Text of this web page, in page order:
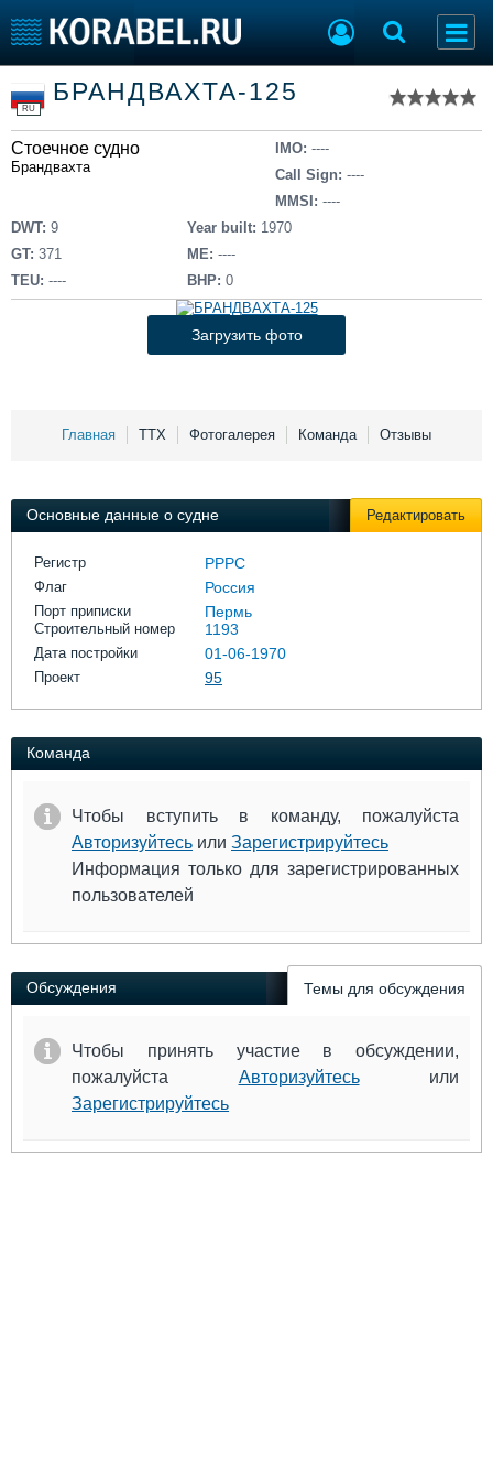
Тип судна
Добавить судно
Добавить проект
Последние 100
Пульс
Новости
Компании
Репутация
Торговая площадка
Доска объявлений
Продажа флота
Оборудование
Изделия
Материалы
Услуги
Выставки и семинары
Личности
Словарь
Галерея флота
Форум
RU
БРАНДВАХТА-125
Стоечное судно
Брандвахта
IMO: ----
Call Sign: ----
MMSI: ----
DWT: 9
GT: 371
TEU: ----
Year built: 1970
ME: ----
BHP: 0
Загрузить фото
Главная ТТХ Фотогалерея Команда Отзывы
Основные данные о судне Редактировать
Регистр РРРС
Флаг Россия
Порт приписки Пермь
Строительный номер 1193
Дата постройки 01-06-1970
Проект 95
Команда
Чтобы вступить в команду, пожалуйста
Авторизуйтесь или Зарегистрируйтесь
Информация только для зарегистрированных
пользователей
Обсуждения Темы для обсуждения
Чтобы принять участие в обсуждении,
пожалуйста Авторизуйтесьили
Зарегистрируйтесь